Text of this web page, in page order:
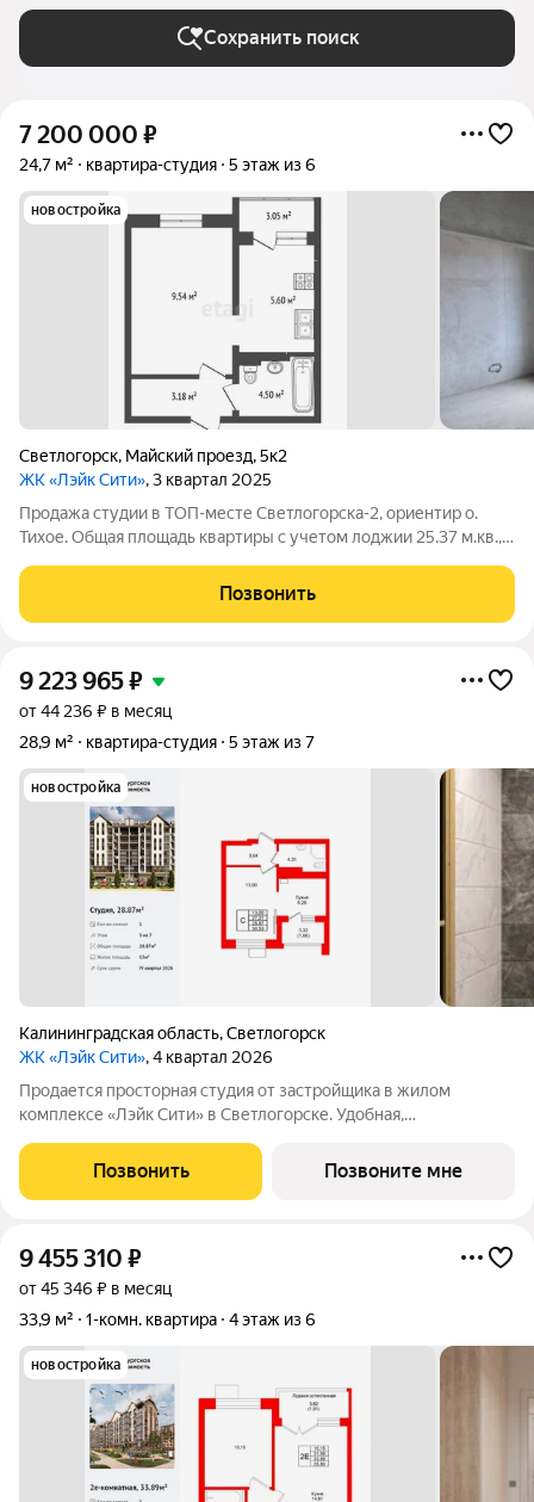
Сохранить поиск
7 200 000 ₽
24,7 м² квартира-студия 5 этаж из 6
новостройка
Светлогорск, Майский проезд,5к2
ЖК «Лэйк Сити», 3 квартал 2025
Продажа студии в ТОП-месте Светлогорска-2, ориентир о.
Тихое. Общая площадь квартиры с учетом лоджии 25.37 м.кв.,
этажного дома. Дом сдан в 2025 г. Теплый пол. Высота
потолков 3,31 м. Развитый
Позвонить
9 223 965₽
от 44 236 ₽ в месяц
28,9 м²
квартира-студия 5 этаж из 7
новостройка
Калининградская область,Светлогорск
ЖК «Лэйк Сити», 4 квартал 2026
Продается просторная студия от застройщика в жилом
комплексе «Лэйк Сити» в Светлогорске. Удобная,
кухня-гостиная 6.26 м, просторная прихожая 3.64 м. Общая
Позвонить Позвоните мне
9 455 310 ₽
от 45 346 ₽ в месяц
33,9 м²
1-комн. квартира 4 этаж из 6
новостройка